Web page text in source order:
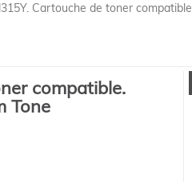
Cartouche de toner
compatible.
Tone